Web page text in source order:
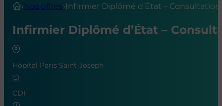
›Nos offres›Infirmier Diplômé d’État –
Infirmier Diplômé d’État –
Hôpital Paris Saint-Joseph
CDI